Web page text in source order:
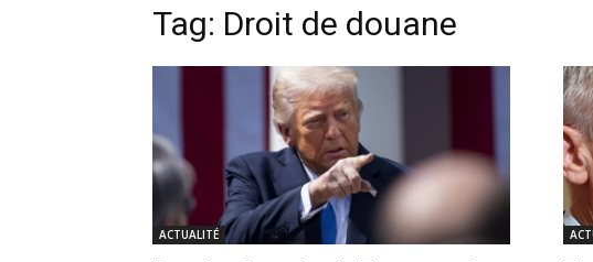
Tag: Droit de douane
ACTUALITÉ